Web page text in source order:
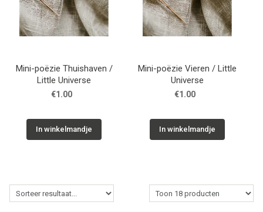
Mini-poëzie Thuishaven /
Little Universe
€1.00
In winkelmandje
Mini-poëzie Vieren / Little
Universe
€1.00
In winkelmandje